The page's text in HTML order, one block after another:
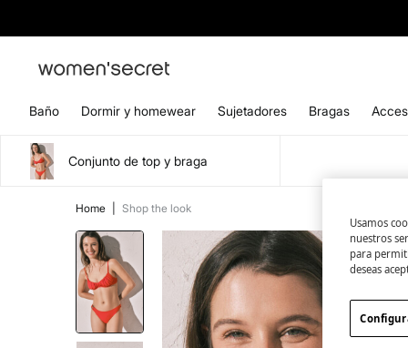
Baño Dormir y homewear Sujetadores Bragas
Conjunto de top y braga
Home
Shop the look
Usamos
nuestros
para
deseas